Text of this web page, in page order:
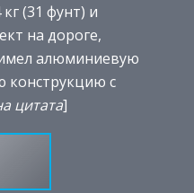
(31 фунт) и
на дороге,
имел алюминиевую
конструкцию с
цитата]